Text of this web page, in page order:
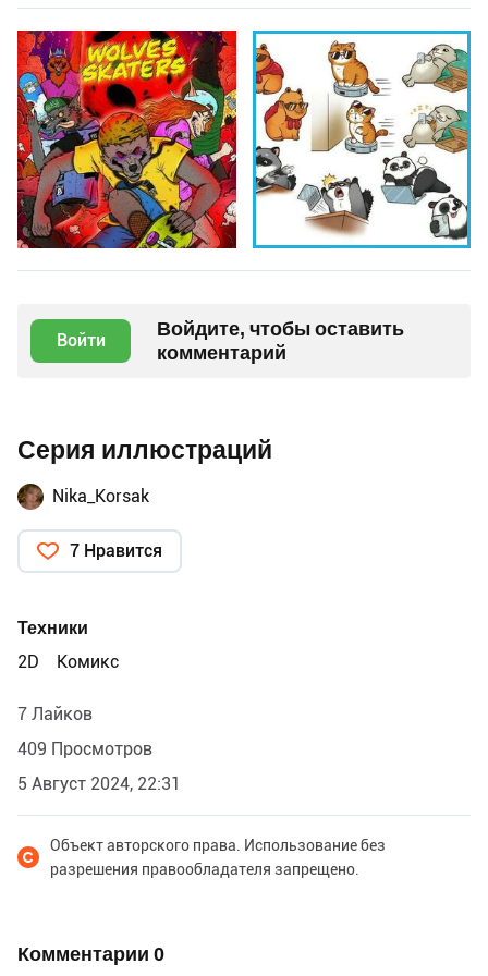
Войти
Войдите, чтобы оставить
комментарий
Серия иллюстраций
Nika_Korsak
7 Нравится
Техники
2D
Комикс
7 Лайков
409 Просмотров
5 Август 2024, 22:31
Объект авторского права. Использование без
разрешения правообладателя запрещено.
Комментарии 0